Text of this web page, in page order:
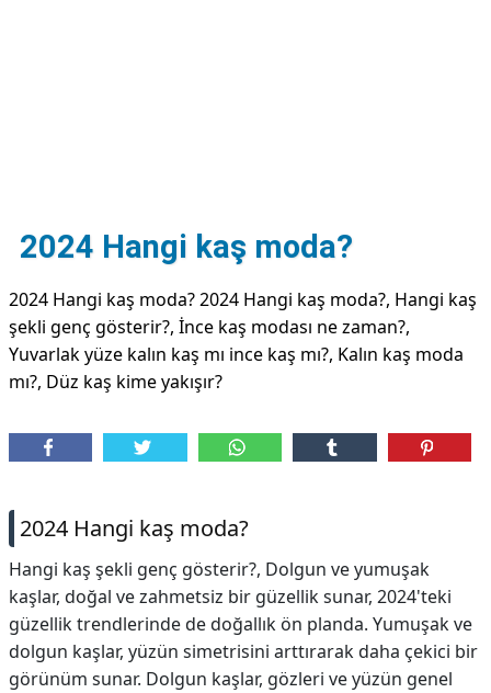
2024 Hangi kaş moda?
2024 Hangi kaş moda? 2024 Hangi kaş moda?, Hangi kaş
şekli genç gösterir?, İnce kaş modası ne zaman?,
Yuvarlak yüze kalın kaş mı ince kaş mı?, Kalın kaş moda
mı?, Düz kaş kime yakışır?
2024 Hangi kaş moda?
Hangi kaş şekli genç gösterir?, Dolgun ve yumuşak
kaşlar, doğal ve zahmetsiz bir güzellik sunar, 2024'teki
güzellik trendlerinde de doğallık ön planda. Yumuşak ve
dolgun kaşlar, yüzün simetrisini arttırarak daha çekici bir
görünüm sunar. Dolgun kaşlar, gözleri ve yüzün genel